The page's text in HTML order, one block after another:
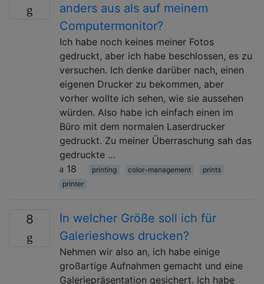
anders aus als auf meinem
Computermonitor?
Ich habe noch keines meiner Fotos
gedruckt, aber ich habe beschlossen, es zu
versuchen. Ich denke darüber nach, einen
eigenen Drucker zu bekommen, aber
vorher wollte ich sehen, wie sie aussehen
würden. Also habe ich einfach einen im
Büro mit dem normalen Laserdrucker
gedruckt. Zu meiner Überraschung sah das
gedruckte …
18
printing color-management
prints
printer
8
In welcher Größe soll ich für
Galerieshows drucken?
Nehmen wir also an, ich habe einige
großartige Aufnahmen gemacht und eine
Galeriepräsentation gesichert. Ich habe